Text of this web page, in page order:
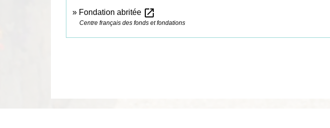
Fondation abritée open_in_new
Centre français des fonds et fondations